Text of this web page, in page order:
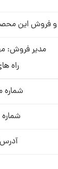
این محصول
مدیر فروش:
راه
شماره